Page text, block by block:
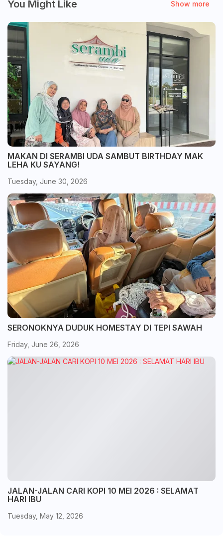
You Might Like Show more
MAKAN DI SERAMBI UDA SAMBUT BIRTHDAY MAK
LEHA KU SAYANG!
Tuesday, June 30, 2026
SERONOKNYA DUDUK HOMESTAY DI TEPI SAWAH
Friday, June 26, 2026
JALAN-JALAN CARI KOPI 10 MEI 2026 : SELAMAT
HARI IBU
Tuesday, May 12, 2026